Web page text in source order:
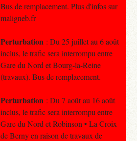
Bus de remplacement. Plus d'infos sur
maligneb.fr
Perturbation : Du 25 juillet au 6 août
inclus, le trafic sera interrompu entre
Gare du Nord et Bourg-la-Reine
(travaux). Bus de remplacement.
Perturbation : Du 7 août au 16 août
inclus, le trafic sera interrompu entre
Gare du Nord et Robinson • La Croix
de Berny en raison de travaux de